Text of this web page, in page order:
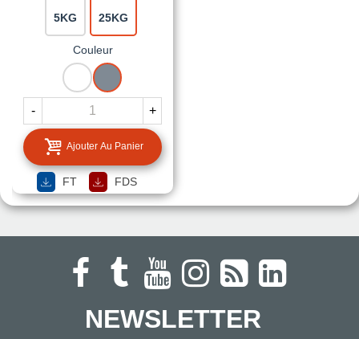
5KG 25KG
Couleur
BLANC GRIS
- +
Ajouter Au Panier
FT FDS
NEWSLETTER